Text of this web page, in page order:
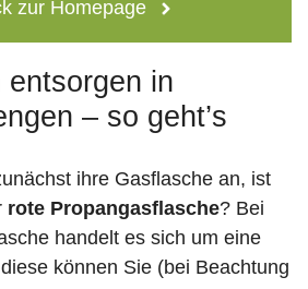
zur Homepage
in
– so geht’s
ihre Gasflasche an, ist
rote Propangasflasche? Bei
handelt es sich um eine
können Sie (bei Beachtung